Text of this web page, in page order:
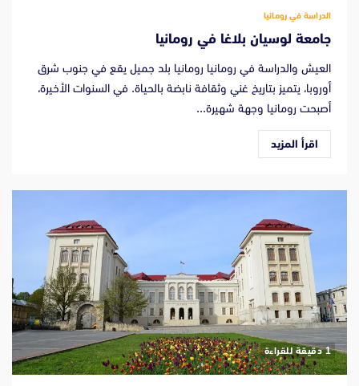
الدراسة في رومانيا
جامعة لوسيان بلاغا في رومانيا
العيش والدراسة في رومانيا رومانيا بلد جميل يقع في جنوب شرق
أوروبا، يتميز بتاريخ غني وثقافة نابضة بالحياة. في السنوات الأخيرة،
أصبحت رومانيا وجهة شهيرة...
اقرأ المزيد
‫1 دقيقة للقراءة